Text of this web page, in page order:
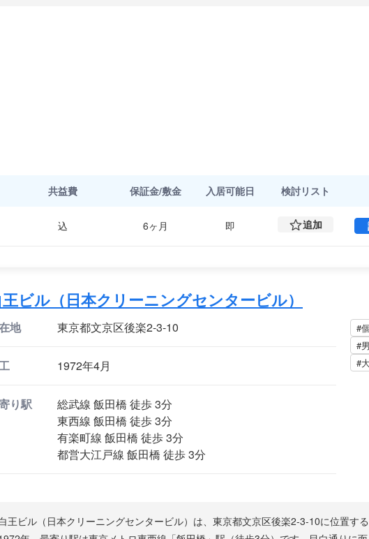
共益費 保証金/敷金 入居可能日 検討リスト
込 6ヶ月 即 追加
ビル（日本クリーニングセンタービル）
地 東京都文京区後楽2-3-10
1972年4月
り駅
総武線 飯田橋 徒歩 3分
東西線 飯田橋 徒歩 3分
有楽町線 飯田橋 徒歩 3分
都営大江戸線 飯田橋 徒歩 3分
#
#
#
王ビル（日本クリーニングセンタービル）は、東京都文京区後楽2-3-10に位置す